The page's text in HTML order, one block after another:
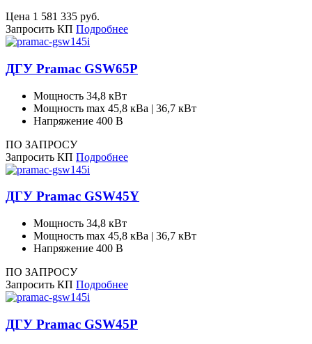
Цена 1 581 335 руб.
Запросить КП Подробнее
ДГУ Pramac GSW65P
Мощность 34,8 кВт
Мощность max 45,8 кВа | 36,7 кВт
Напряжение 400 В
ПО ЗАПРОСУ
Запросить КП Подробнее
ДГУ Pramac GSW45Y
Мощность 34,8 кВт
Мощность max 45,8 кВа | 36,7 кВт
Напряжение 400 В
ПО ЗАПРОСУ
Запросить КП Подробнее
ДГУ Pramac GSW45P